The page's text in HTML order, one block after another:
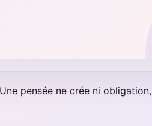
pensée ne crée ni obligation,